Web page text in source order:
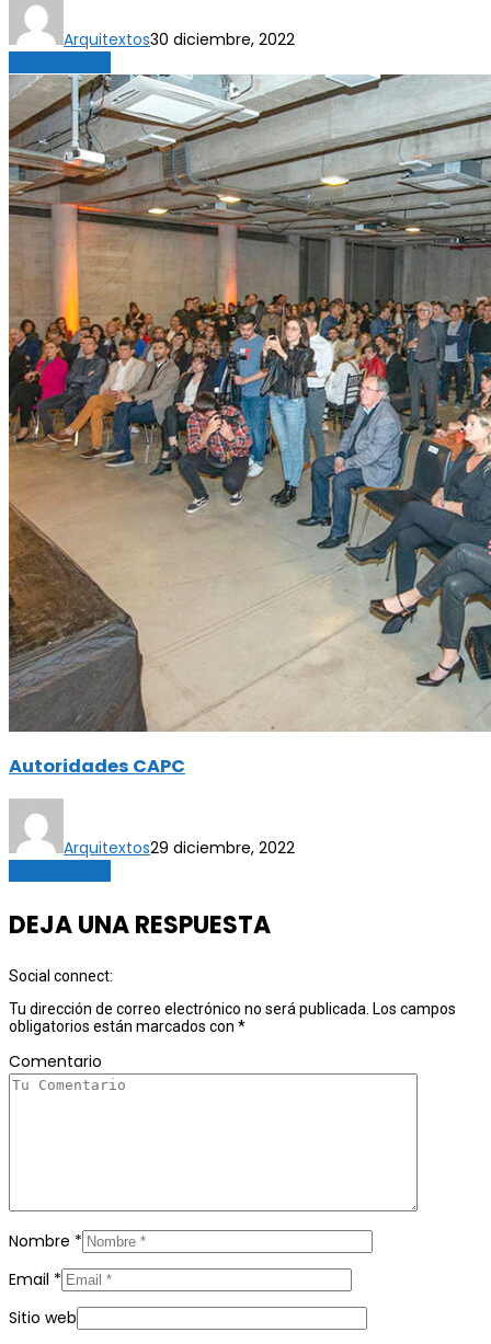
Arquitextos30 diciembre, 2022
Autoridades CAPC
Arquitextos29 diciembre, 2022
DEJA UNA RESPUESTA
Social connect:
Tu dirección de correo electrónico no será publicada. Los campos
obligatorios están marcados con *
Comentario
Nombre *
Email *
Sitio web